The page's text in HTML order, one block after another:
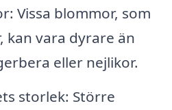
Vissa blommor, som
kan vara dyrare än
eller nejlikor.
storlek: Större